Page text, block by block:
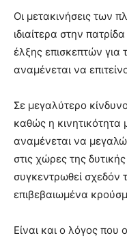
Οι μετακινήσεις των
ιδιαίτερα στην
έλξης επισκεπτών για
αναμένεται να
Σε μεγαλύτερο
καθώς η
αναμένεται να
στις χώρες της
συγκεντρωθεί σχεδόν
επιβεβαιωμένα
Είναι και ο λόγος που